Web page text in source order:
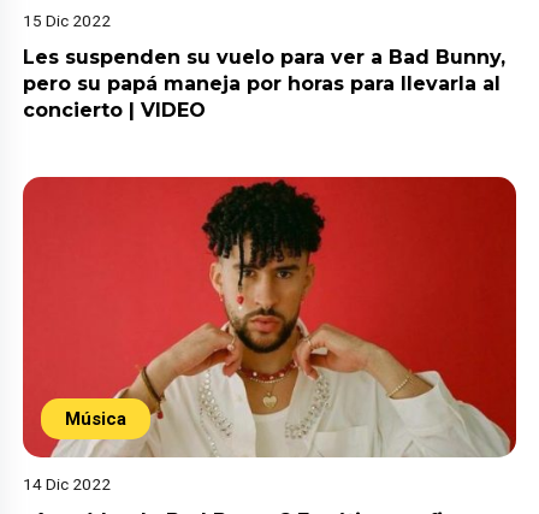
15 Dic 2022
Les suspenden su vuelo para ver a Bad Bunny,
pero su papá maneja por horas para llevarla al
concierto | VIDEO
Música
14 Dic 2022